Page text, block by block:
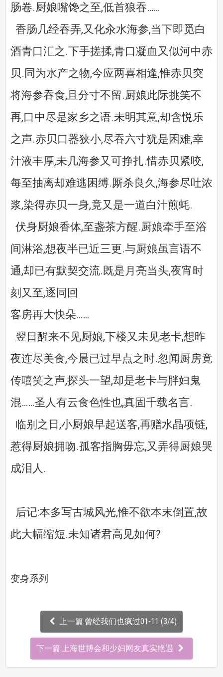
肠卷.厨娘嘴馋之至,低首狼吞……
香肠几经吞弄,又化汆水海参,当下即觅白
酒青口汇之.下手搓揉,青口凝血又似河中赤
贝.同为水产之物,今应两喜相逢,惟赤贝突
将海参吞食,且分寸不留.厨娘此际挑笑不
再,口中尽是家乡之语.未明其意,却含悦乐
之声.赤贝口器狭小,尽吞六寸犹是困难,幸
汁液丰厚,未几海参又可挣扎.惜赤贝紧咬,
每至抽离却难逃困缚.厮杀良久,海参尽吐浓
浆,染得赤贝一身,竟又是一道白汁煎蚝.
伏身厨娘香体,至盏茶方醒.厨娘牵手至浴
间淋浴,想夜半已近三更.与厨娘虽言语不
通,却已有默契交流.既是月亮当头,夜宵时
刻又至,逐同回
客房再大快朵……
翌日醒来不见厨娘,下楼又未见老卡,想昨
夜连尽美食,今晨已过早点之时.忽闻厨房竟
传嘻笑之声,探头一望,却是老卡与胖妇鬼
混……圣人有云食色性也,真固千载名言.
临别之日,小厨娘早起送客,再赠水晶项链,
惹得厨娘拥吻.孤客指胸毋忘,又弄得厨娘哭
成泪人.
后记:本多写古城风光,惟不欲本末倒置,故
此大幅缩短.未知诸君高见如何?
变身系列
上一篇:曾经我们也疯过01-11 (3/4)
下一篇:上海世博会和少妇网友真实艳遇